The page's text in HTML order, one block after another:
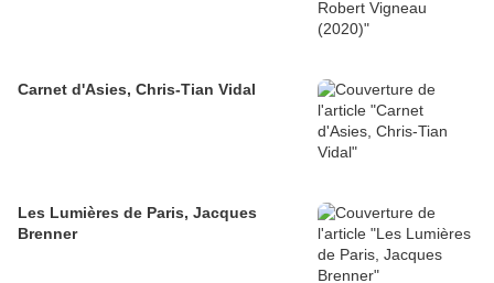
Carnet d'Asies, Chris-Tian Vidal
Les Lumières de Paris, Jacques
Brenner